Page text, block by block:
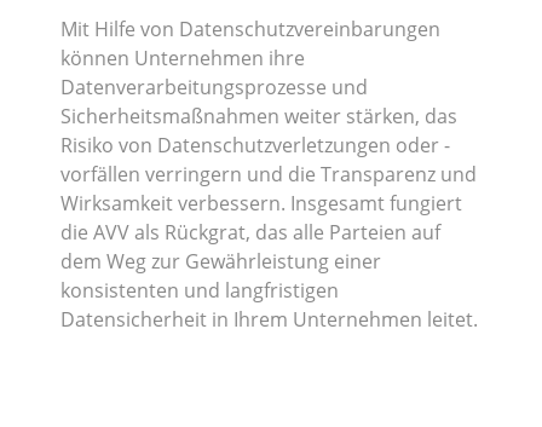
Mit Hilfe von Datenschutzvereinbarungen
können Unternehmen ihre
Datenverarbeitungsprozesse und
Sicherheitsmaßnahmen weiter stärken, das
Risiko von Datenschutzverletzungen oder -
vorfällen verringern und die Transparenz und
Wirksamkeit verbessern. Insgesamt fungiert
die AVV als Rückgrat, das alle Parteien auf
dem Weg zur Gewährleistung einer
konsistenten und langfristigen
Datensicherheit in Ihrem Unternehmen leitet.